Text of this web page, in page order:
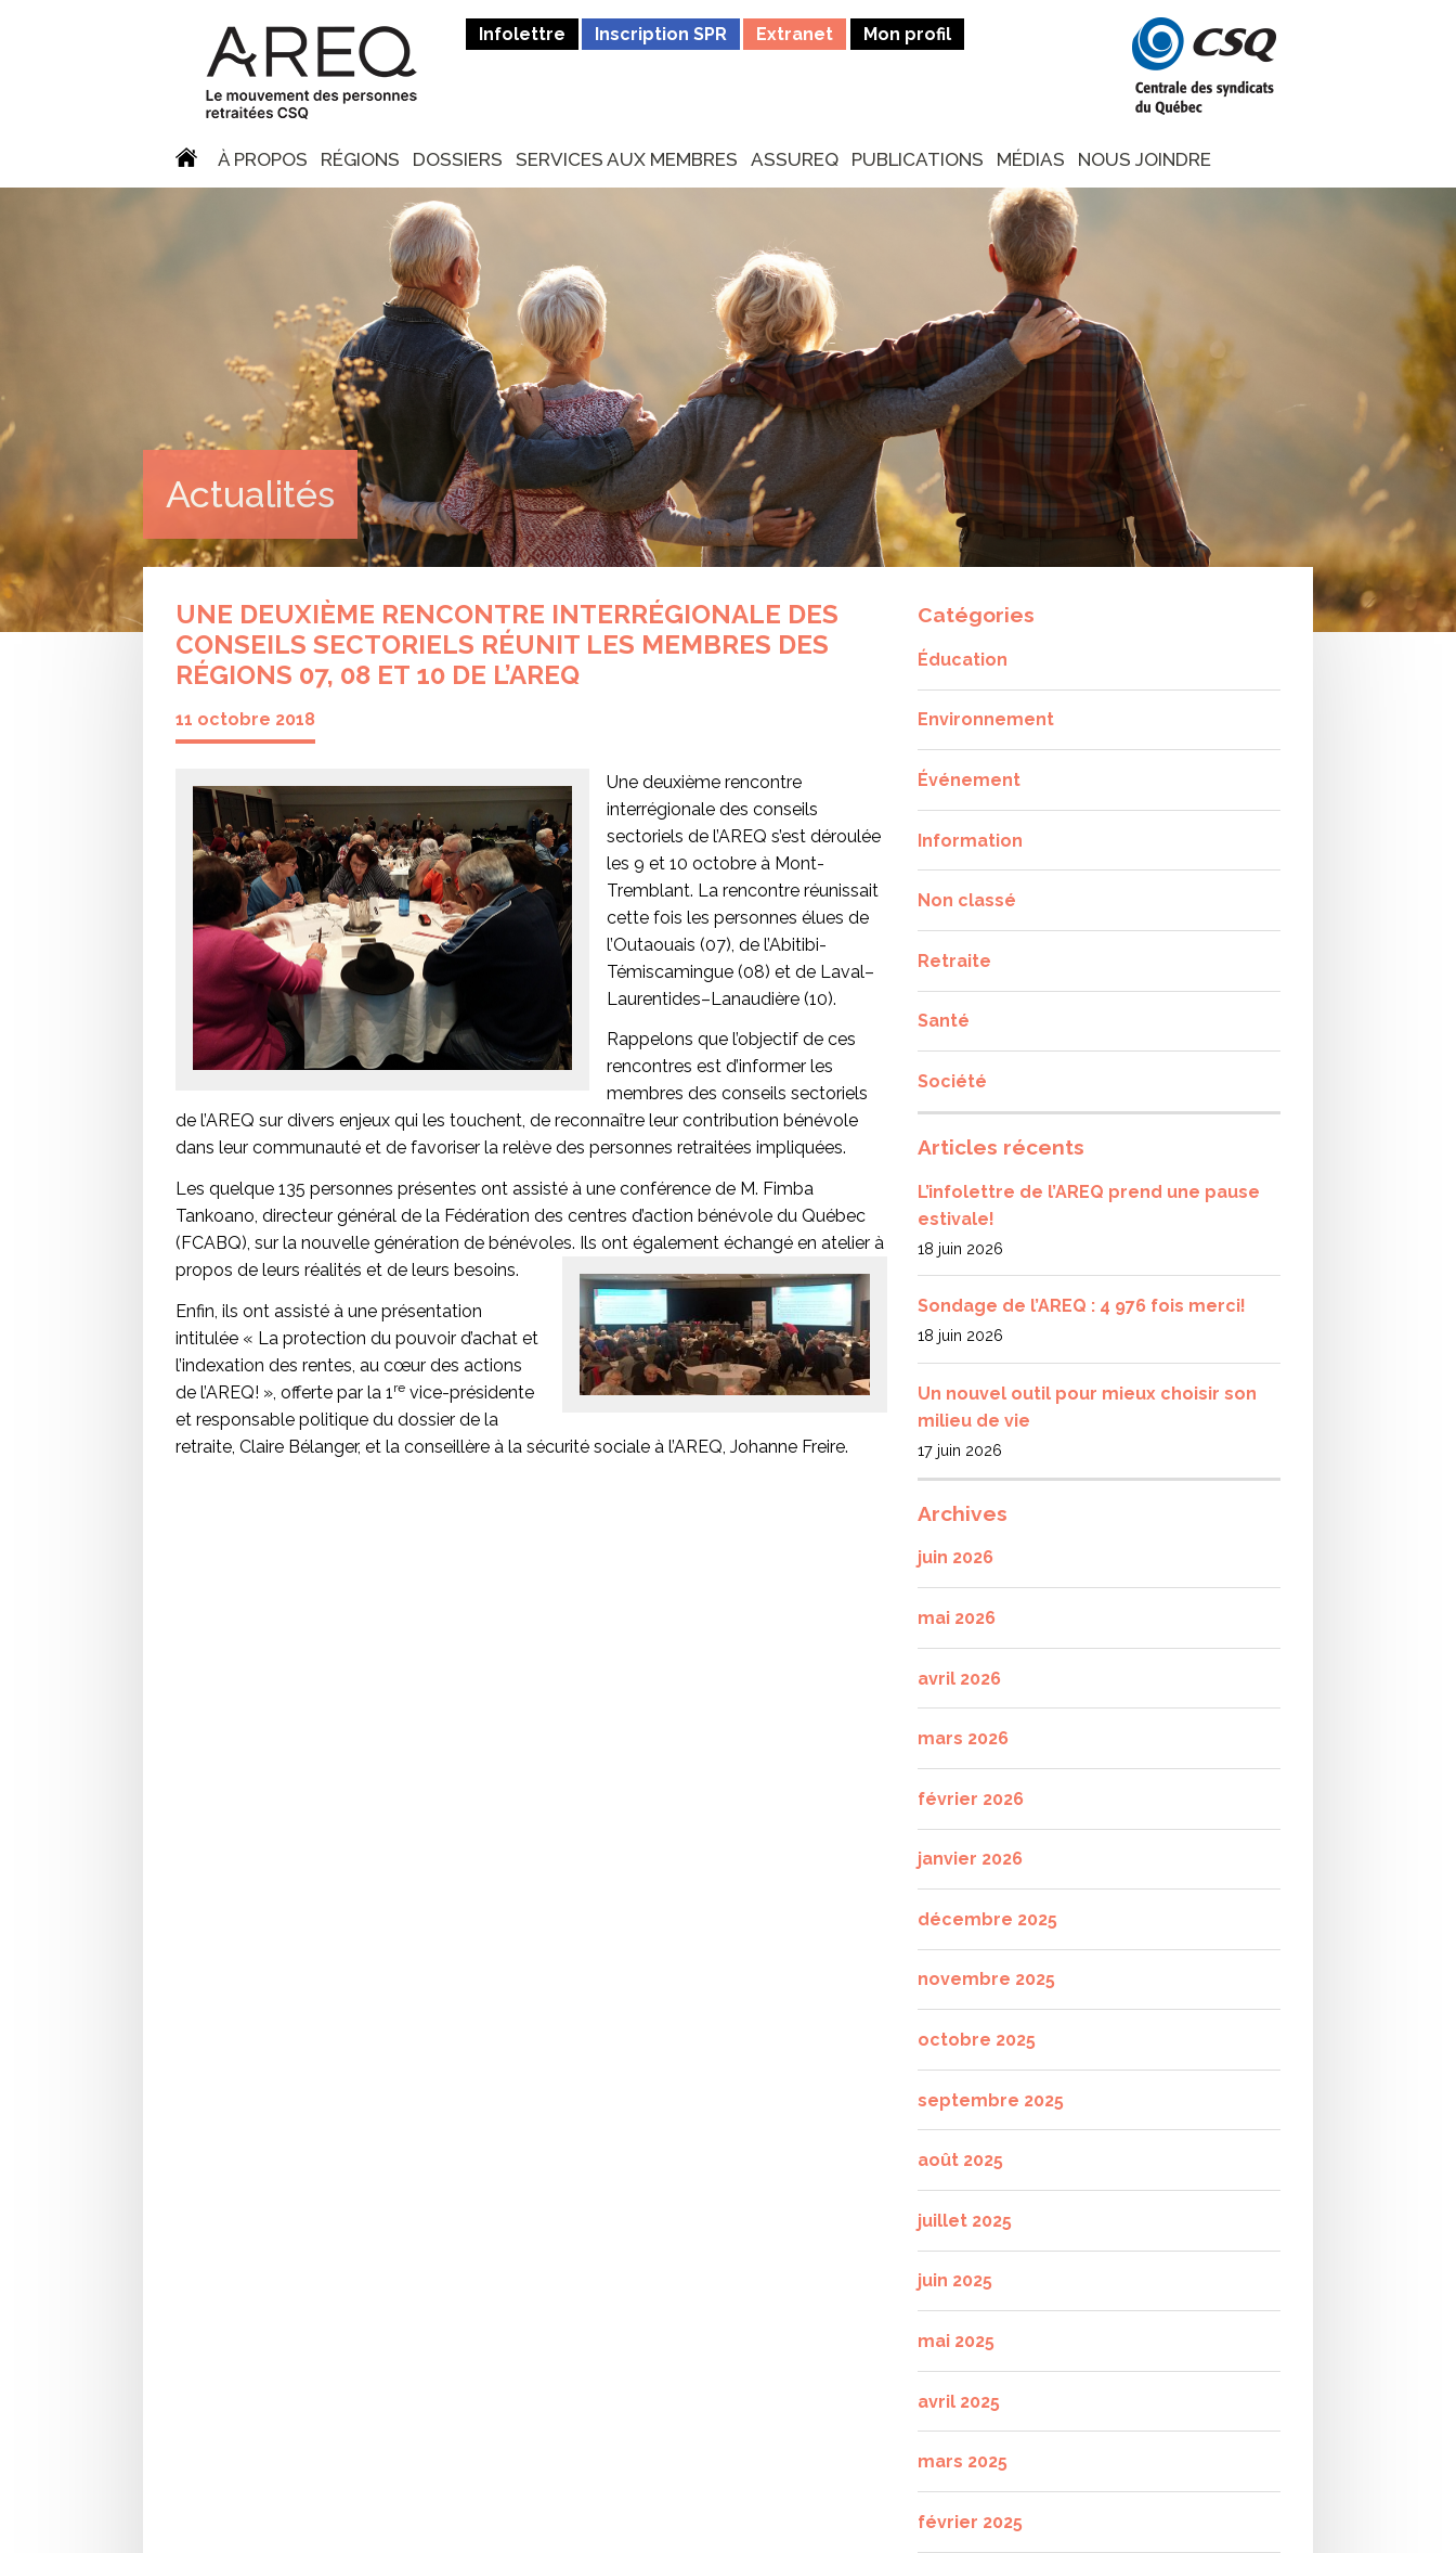
Infolettre Inscription SPR Extranet Mon profil
À PROPOS RÉGIONS DOSSIERS SERVICES AUX MEMBRES ASSUREQ PUBLICATIONS MÉDIAS NOUS JOINDRE
Actualités
UNE DEUXIÈME RENCONTRE INTERRÉGIONALE DES
CONSEILS SECTORIELS RÉUNIT LES MEMBRES DES
RÉGIONS 07, 08 ET 10 DE L’AREQ
11 octobre 2018
Une deuxième rencontre
interrégionale des conseils
sectoriels de l’AREQ s’est déroulée
les 9 et 10 octobre à Mont-
Tremblant. La rencontre réunissait
cette fois les personnes élues de
l’Outaouais (07), de l’Abitibi-
Témiscamingue (08) et de Laval–
Laurentides–Lanaudière (10).
Rappelons que l’objectif de ces
rencontres est d’informer les
membres des conseils sectoriels
de l’AREQ sur divers enjeux qui les touchent, de reconnaître leur contribution bénévole
dans leur communauté et de favoriser la relève des personnes retraitées impliquées.
Les quelque 135 personnes présentes ont assisté à une conférence de M. Fimba
Tankoano, directeur général de la Fédération des centres d’action bénévole du Québec
(FCABQ), sur la nouvelle génération de bénévoles. Ils ont également échangé en atelier à
propos de leurs réalités et de leurs besoins.
Enfin, ils ont assisté à une présentation
intitulée « La protection du pouvoir d’achat et
l’indexation des rentes, au cœur des actions
de l’AREQ! », offerte par la 1re vice-présidente
et responsable politique du dossier de la
retraite, Claire Bélanger, et la conseillère à la sécurité sociale à l’AREQ, Johanne Freire.
Catégories
Éducation
Environnement
Événement
Information
Non classé
Retraite
Santé
Société
Articles récents
L’infolettre de l’AREQ prend une pause
estivale!
18 juin 2026
Sondage de l’AREQ : 4 976 fois merci!
18 juin 2026
Un nouvel outil pour mieux choisir son
milieu de vie
17 juin 2026
Archives
juin 2026
mai 2026
avril 2026
mars 2026
février 2026
janvier 2026
décembre 2025
novembre 2025
octobre 2025
septembre 2025
août 2025
juillet 2025
juin 2025
mai 2025
avril 2025
mars 2025
février 2025